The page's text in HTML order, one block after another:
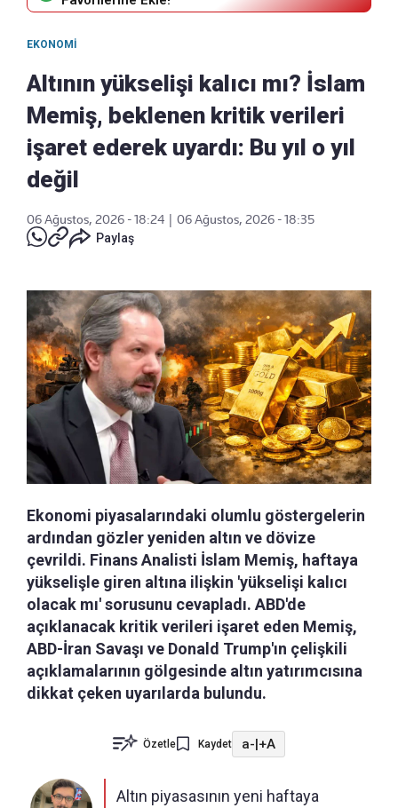
EKONOMI
Altının yükselişi kalıcı mı? İslam
Memiş, beklenen kritik verileri
işaret ederek uyardı: Bu yıl o yıl
değil
06 Ağustos, 2026 - 18:24
06 Ağustos, 2026 - 18:35
Paylaş
Ekonomi piyasalarındaki olumlu göstergelerin
ardından gözler yeniden altın ve dövize
çevrildi. Finans Analisti İslam Memiş, haftaya
yükselişle giren altına ilişkin 'yükselişi kalıcı
olacak mı' sorusunu cevapladı. ABD'de
açıklanacak kritik verileri işaret eden Memiş,
ABD-İran Savaşı ve Donald Trump'ın çelişkili
açıklamalarının gölgesinde altın yatırımcısına
dikkat çeken uyarılarda bulundu.
Özetle Kaydet a-|+A
Altın piyasasının yeni haftaya